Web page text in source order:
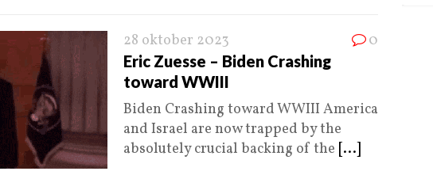
28 oktober 2023 0
Eric Zuesse – Biden Crashing
toward WWIII
Biden Crashing toward WWIII America
and Israel are now trapped by the
absolutely crucial backing of the [...]